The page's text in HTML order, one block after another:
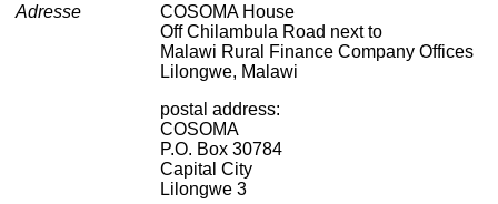
Adresse
COSOMA House
Off Chilambula Road next to
Malawi Rural Finance Company Offices
Lilongwe, Malawi
postal address:
COSOMA
P.O. Box 30784
Capital City
Lilongwe 3